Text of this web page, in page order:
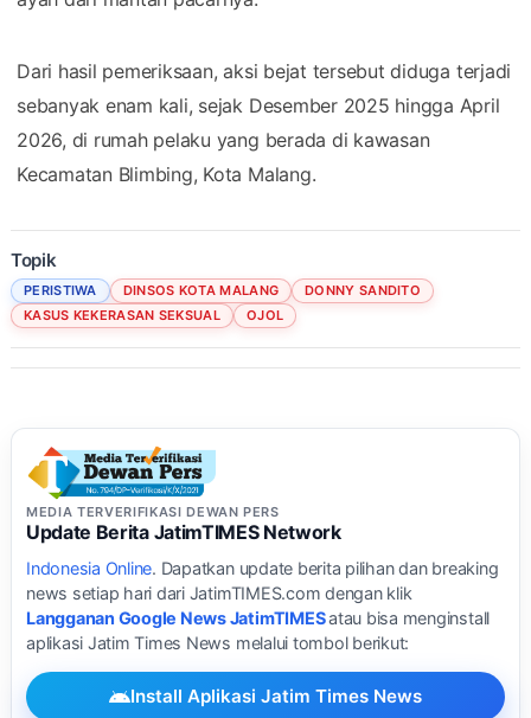
Dari hasil pemeriksaan, aksi bejat tersebut diduga terjadi
sebanyak enam kali, sejak Desember 2025 hingga April
2026, di rumah pelaku yang berada di kawasan
Kecamatan Blimbing, Kota Malang.
Topik
PERISTIWA DINSOS KOTA MALANG
DONNY SANDITO
KASUS KEKERASAN SEKSUAL
OJOL
MEDIA TERVERIFIKASI DEWAN PERS
Update Berita JatimTIMES Network
Indonesia Online. Dapatkan update berita pilihan dan breaking
news setiap hari dari JatimTIMES.com dengan klik
Langganan Google News JatimTIMESatau bisa menginstall
aplikasi Jatim Times News melalui tombol berikut:
Install Aplikasi Jatim Times News